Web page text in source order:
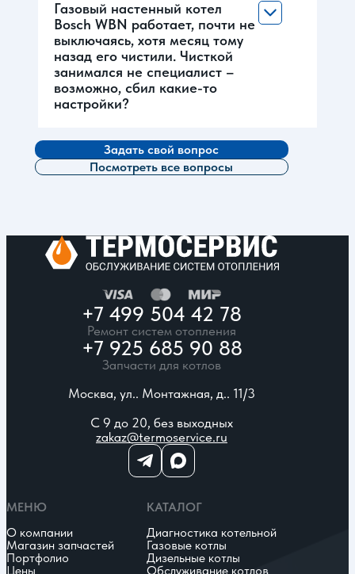
Газовый настенный котел
Bosch WBN работает, почти не
выключаясь, хотя месяц тому
назад его чистили. Чисткой
занимался не специалист –
возможно, сбил какие-то
настройки?
Задать свой вопрос
Посмотреть все вопросы
+7 499 504 42 78
Ремонт систем отопления
+7 925 685 90 88
Запчасти для котлов
Москва, ул.. Монтажная, д.. 11/3
С 9 до 20, без выходных
zakaz@termoservice.ru
МЕНЮ
О компании
Магазин запчастей
Портфолио
Цены
КАТАЛОГ
Диагностика котельной
Газовые котлы
Дизельные котлы
Обслуживание котлов